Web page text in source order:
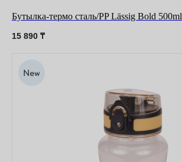
Бутылка-термо сталь/PP Lässig Bold 500ml
15 890 ₸